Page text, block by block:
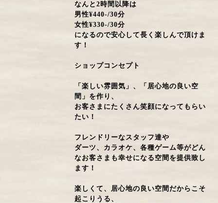
なんと2時間以降は
男性¥440-/30分
女性¥330-/30分
になるので安心して長く楽しんで頂けま
す！
ショップコンセプト
「楽しい雰囲気」、「居心地の良い空
間」を作り、
お客さまにたくさん笑顔になってもらい
たい！
フレンドリーなスタッフ達や
ダーツ、カラオケ、各種ゲーム等がどん
なお客さまも幸せになる空間を提供致し
ます！
楽しくて、居心地の良い空間だからこそ
起こりうる、